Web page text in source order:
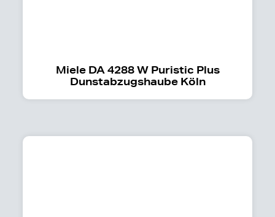
Miele DA 4288 W Puristic Plus
Dunstabzugshaube Köln